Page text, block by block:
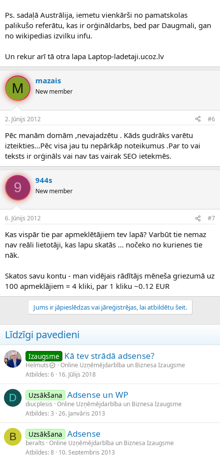
Ps. sadaļā Austrālija, iemetu vienkārši no pamatskolas
palikušo referātu, kas ir orģināldarbs, bed par Daugmali, gan
no wikipedias izvilku infu.
Un rekur arī tā otra lapa Laptop-ladetaji.ucoz.lv
M mazais
New member
2. Jūnijs 2012 #6
Pēc manām domām ,nevajadzētu . Kāds gudrāks varētu
izteikties...Pēc visa jau tu nepārkāp noteikumus .Par to vai
teksts ir orģināls vai nav tas vairak SEO ietekmēs.
9 944s
New member
6. Jūnijs 2012 #7
Kas vispār tie par apmeklētājiem tev lapā? Varbūt tie nemaz
nav reāli lietotāji, kas lapu skatās ... nočeko no kurienes tie
nāk.
Skatos savu kontu - man vidējais rādītājs mēneša griezumā uz
100 apmeklājiem = 4 kliki, par 1 kliku ~0.12 EUR
Jums ir jāpieslēdzas vai jāreģistrējas, lai atbildētu šeit.
Līdzīgi pavedieni
Izaugsme Kā tev strādā adsense?
Helmuts
Online Uzņēmējdarbība un Biznesa Izaugsme
Atbildes 6 16. Jūlijs 2018
D Uzsākšana Adsense un WP
diucplesis Online Uzņēmējdarbība un Biznesa Izaugsme
Atbildes 3 26. Janvāris 2013
B Uzsākšana Adsense
beralts Online Uzņēmējdarbība un Biznesa Izaugsme
Atbildes 8 10. Septembris 2013